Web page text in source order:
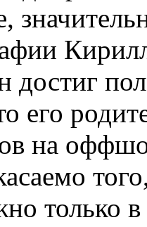
достиг
его
на
только